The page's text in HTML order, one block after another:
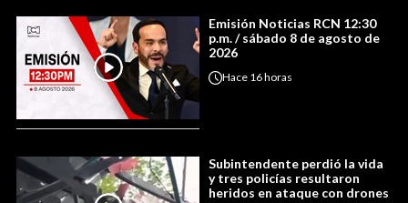
Emisión Noticias RCN 12:30
p.m. / sábado 8 de agosto de
2026
Hace 16 horas
Subintendente perdió la vida
y tres policías resultaron
heridos en ataque con drones